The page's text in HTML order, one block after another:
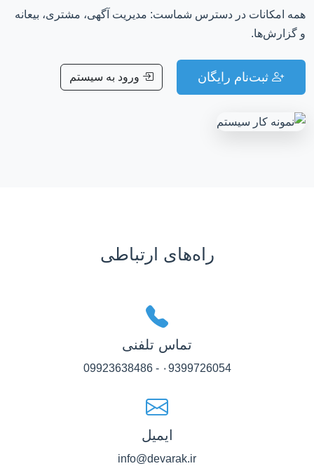
همه امکانات در دسترس شماست: مدیریت آگهی، مشتری، بیعانه
و گزارش‌ها.
ثبت‌نام رایگان ورود به سیستم
راه‌های ارتباطی
تماس تلفنی
۰9399726054 - 09923638486
ایمیل
info@devarak.ir